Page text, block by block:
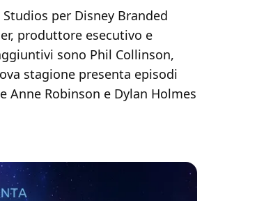
per Disney Branded
produttore esecutivo e
sono Phil Collinson,
stagione presenta episodi
Anne Robinson e Dylan Holmes